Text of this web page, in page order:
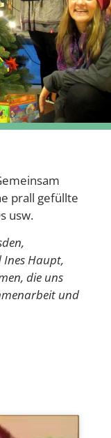
prall gefüllte
usw.
Ines Haupt,
die uns
und